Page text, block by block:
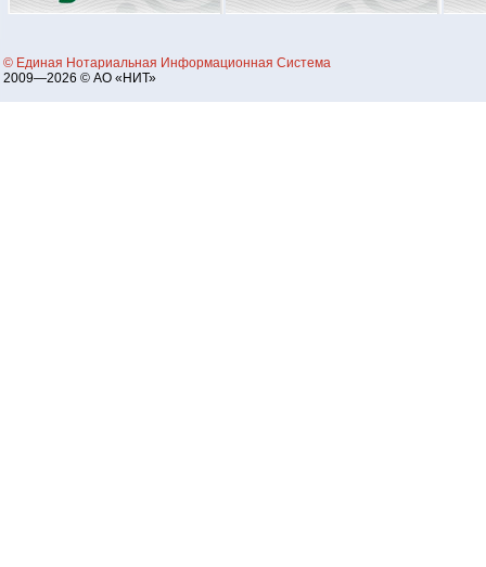
© Единая Нотариальная Информационная Система
2009—2026 © АО «НИТ»